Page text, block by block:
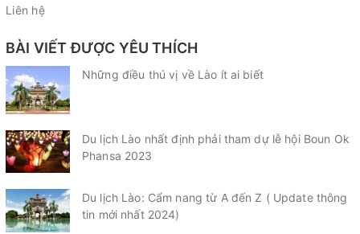
Liên hệ
BÀI VIẾT ĐƯỢC YÊU THÍCH
Những điều thú vị về Lào ít ai biết
Du lịch Lào nhất định phải tham dự lễ hội Boun Ok
Phansa 2023
Du lịch Lào: Cẩm nang từ A đến Z ( Update thông
tin mới nhất 2024)